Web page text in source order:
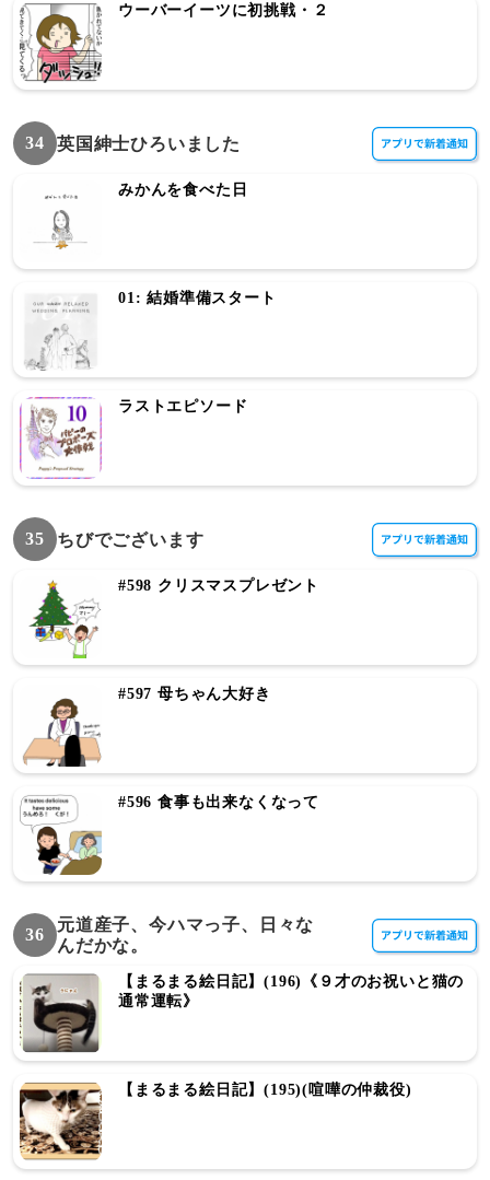
ウーバーイーツに初挑戦・２
34 英国紳士ひろいました
みかんを食べた日
01: 結婚準備スタート
ラストエピソード
35 ちびでございます
#598 クリスマスプレゼント
#597 母ちゃん大好き
#596 食事も出来なくなって
36
元道産子、今ハマっ子、日々な
んだかな。
【まるまる絵日記】(196)《９才のお祝いと猫の
通常運転》
【まるまる絵日記】(195)(喧嘩の仲裁役)